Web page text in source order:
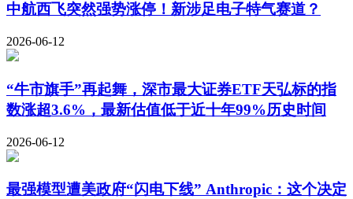
中航西飞突然强势涨停！新涉足电子特气赛道？
2026-06-12
“牛市旗手”再起舞，深市最大证券ETF天弘标的指
数涨超3.6%，最新估值低于近十年99%历史时间
2026-06-12
最强模型遭美政府“闪电下线” Anthropic：这个决定